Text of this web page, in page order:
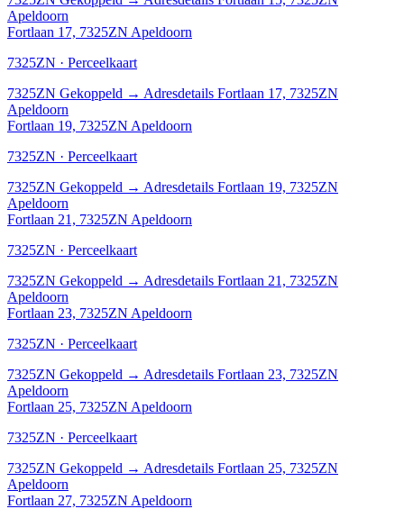
Apeldoorn
Fortlaan 17, 7325ZN Apeldoorn
7325ZN · Perceelkaart
7325ZN Gekoppeld → Adresdetails Fortlaan 17, 7325ZN
Apeldoorn
Fortlaan 19, 7325ZN Apeldoorn
7325ZN · Perceelkaart
7325ZN Gekoppeld → Adresdetails Fortlaan 19, 7325ZN
Apeldoorn
Fortlaan 21, 7325ZN Apeldoorn
7325ZN · Perceelkaart
7325ZN Gekoppeld → Adresdetails Fortlaan 21, 7325ZN
Apeldoorn
Fortlaan 23, 7325ZN Apeldoorn
7325ZN · Perceelkaart
7325ZN Gekoppeld → Adresdetails Fortlaan 23, 7325ZN
Apeldoorn
Fortlaan 25, 7325ZN Apeldoorn
7325ZN · Perceelkaart
7325ZN Gekoppeld → Adresdetails Fortlaan 25, 7325ZN
Apeldoorn
Fortlaan 27, 7325ZN Apeldoorn